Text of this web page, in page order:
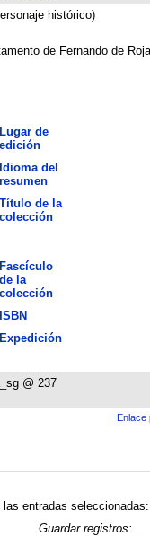
histórico)
de Fernando de
Lugar de
edición
Idioma del
resumen
Título de la
colección
Fascículo
de la
colección
ISBN
Expedición
@ 237
Enlace
las entradas seleccionadas:
Guardar registros: